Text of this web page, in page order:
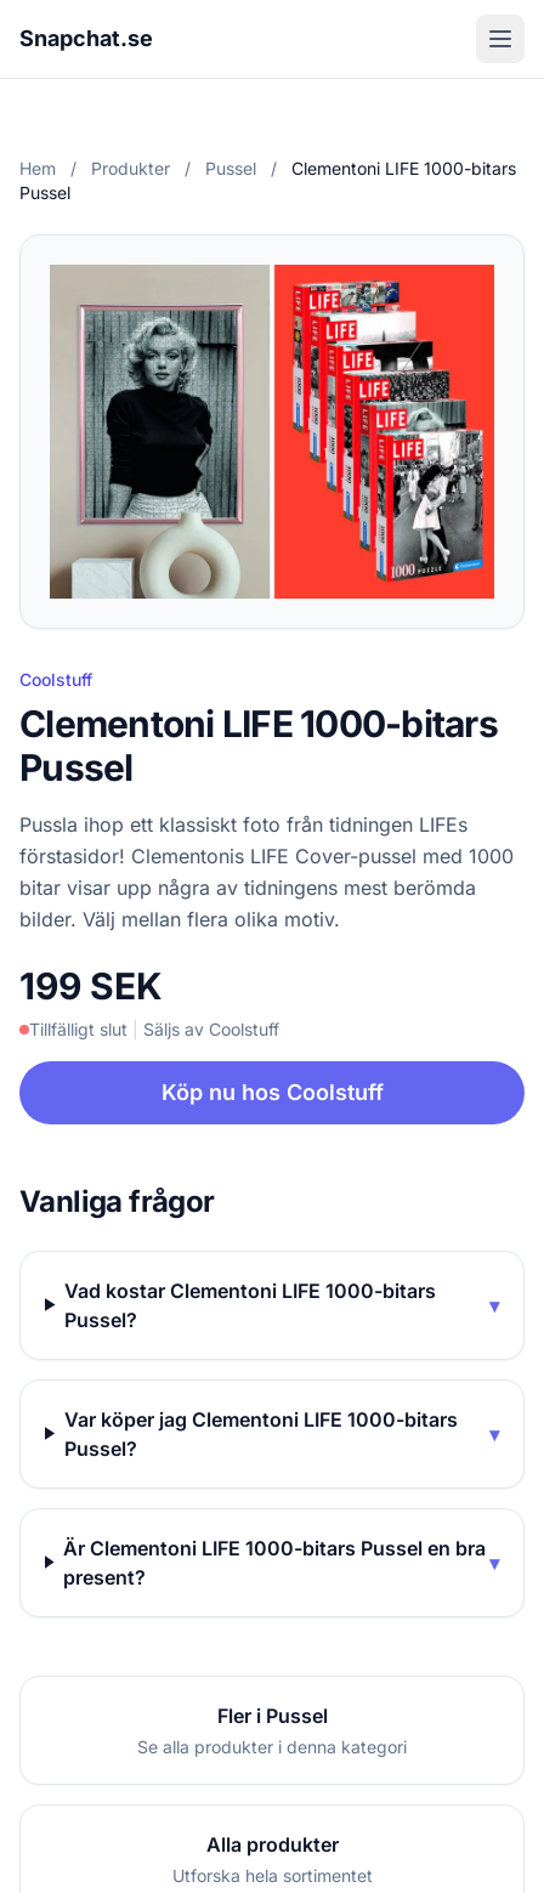
Snapchat.se
Hem / Produkter / Pussel /
Clementoni LIFE 1000-bitars
Pussel
Coolstuff
Clementoni LIFE 1000-bitars
Pussel
Pussla ihop ett klassiskt foto från tidningen LIFEs
förstasidor! Clementonis LIFE Cover-pussel med 1000
bitar visar upp några av tidningens mest berömda
bilder. Välj mellan flera olika motiv.
199 SEK
Tillfälligt slut Säljs av Coolstuff
Köp nu hos Coolstuff
Vanliga frågor
Vad kostar Clementoni LIFE 1000-bitars
Pussel?
▾
Var köper jag Clementoni LIFE 1000-bitars
Pussel?
▾
Är Clementoni LIFE 1000-bitars Pussel en bra
present?
▾
Fler i Pussel
Se alla produkter i denna kategori
Alla produkter
Utforska hela sortimentet